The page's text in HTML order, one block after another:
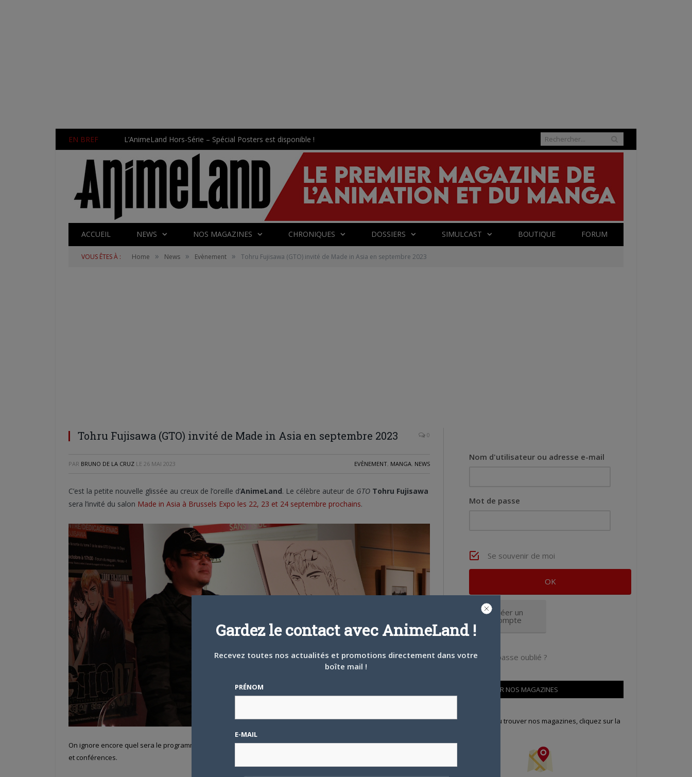
EN BREF L’AnimeLand Hors-Série – Spécial Posters est disponible !
ACCUEIL NEWS NOS MAGAZINES CHRONIQUES DOSSIERS SIMULCAST BOUTIQUE FORUM
VOUS ÊTES À : Home » News » Evènement » Tohru Fujisawa (GTO) invité de Made in Asia en septembre 2023
Tohru Fujisawa (GTO) invité de Made in Asia en septembre 2023 0
PAR BRUNO DE LA CRUZ LE 26 MAI 2023 EVÈNEMENT, MANGA, NEWS
C’est la petite nouvelle glissée au creux de l’oreille d’AnimeLand. Le célèbre auteur de GTO Tohru Fujisawa
sera l’invité du salon Made in Asia à Brussels Expo les 22, 23 et 24 septembre prochains.
On ignore encore quel sera le programme précis de l’artiste, mais on devrait s’attendre à des séances de dédicaces
et conférences.
Nom d'utilisateur ou adresse e-mail
Mot de passe
Se souvenir de moi
Créer un
compte
Mot de passe oublié ?
OÙ TROUVER NOS MAGAZINES
Pour savoir où trouver nos magazines, cliquez sur la
Gardez le contact avec AnimeLand !
Recevez toutes nos actualités et promotions directement dans votre
boîte mail !
PRÉNOM
E-MAIL